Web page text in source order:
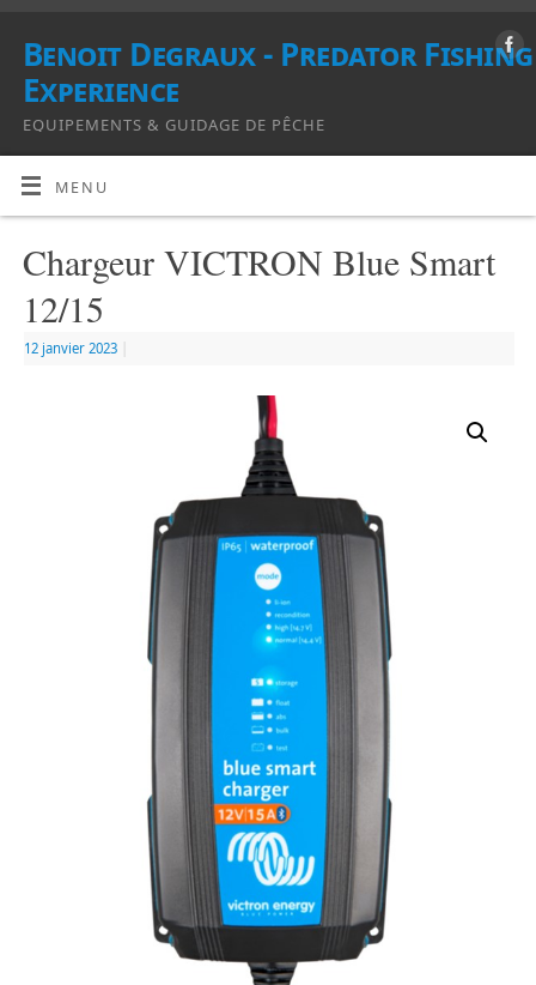
Benoit Degraux - Predator Fishing
Experience
EQUIPEMENTS & GUIDAGE DE PÊCHE
MENU
Chargeur VICTRON Blue Smart
12/15
12 janvier 2023